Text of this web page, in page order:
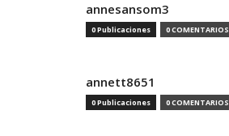
annesansom3
0 Publicaciones 0 COMENTARIOS
annett8651
0 Publicaciones 0 COMENTARIOS